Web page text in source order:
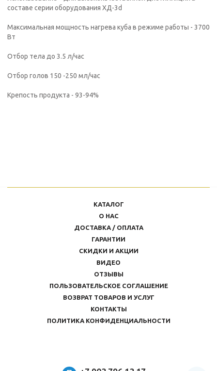
составе серии оборудования ХД-3d
Максимальная мощность нагрева куба в режиме работы - 3700
Вт
Отбор тела до 3.5 л/час
Отбор голов 150 -250 мл/час
Крепость продукта - 93-94%
КАТАЛОГ
О НАС
ДОСТАВКА / ОПЛАТА
ГАРАНТИИ
СКИДКИ И АКЦИИ
ВИДЕО
ОТЗЫВЫ
ПОЛЬЗОВАТЕЛЬСКОЕ СОГЛАШЕНИЕ
ВОЗВРАТ ТОВАРОВ И УСЛУГ
КОНТАКТЫ
ПОЛИТИКА КОНФИДЕНЦИАЛЬНОСТИ